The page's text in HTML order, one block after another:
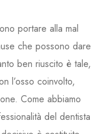
portare alla mal
che possono dare
ben riuscito è tale,
l’osso coinvolto,
Come abbiamo
del dentista